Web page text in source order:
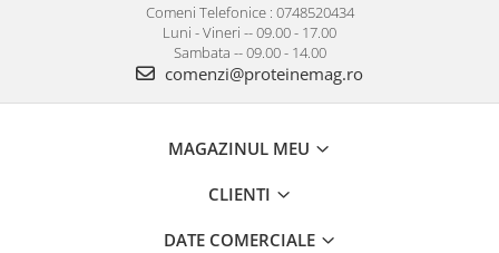
Comeni Telefonice : 0748520434
Luni - Vineri -- 09.00 - 17.00
Sambata -- 09.00 - 14.00
comenzi@proteinemag.ro
MAGAZINUL MEU
CLIENTI
DATE COMERCIALE